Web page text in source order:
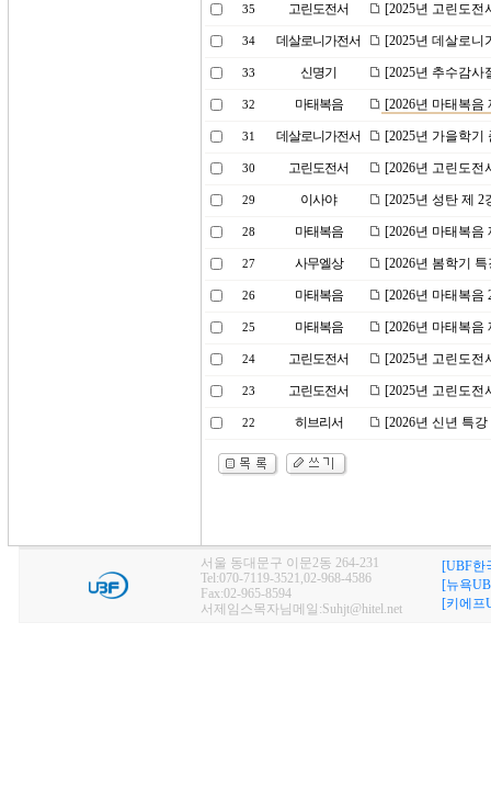
35 고린도전서 [2025년 고린도전
34 데살로니가전서 [2025년 데살로니
33 신명기 [2025년 추수감사
32 마태복음 [2026년 마태복음
31 데살로니가전서 [2025년 가을학
30 고린도전서 [2026년 고린도전
29 이사야 [2025년 성탄 제
28 마태복음 [2026년 마태복음
27 사무엘상 [2026년 봄학기
26 마태복음 [2026년 마태복음
25 마태복음 [2026년 마태복음
24 고린도전서 [2025년 고린도전
23 고린도전서 [2025년 고린도전
22 히브리서 [2026년 신년 특
서울 동대문구 이문2동 264-231
Tel:070-7119-3521,02-968-4586
Fax:02-965-8594
서제임스목자님메일:Suhjt@hitel.net
[UBF한
[뉴욕
[키에프